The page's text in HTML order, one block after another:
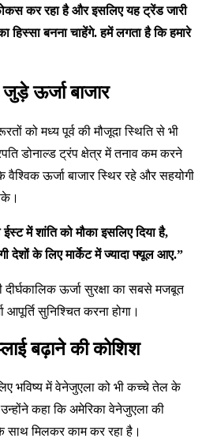
कर रहा है और इसलिए यह ट्रेंड जारी
हिस्सा बनना चाहेंगे. हमें लगता है कि हमारे
ऊर्जा बाजार
को मध्य पूर्व की मौजूदा स्थिति से भी
डोनाल्ड ट्रंप क्षेत्र में तनाव कम करने
ऊर्जा बाजार स्थिर रहे और सहयोगी
ईस्ट में शांति को मौका इसलिए दिया है,
देशों के लिए मार्केट में ज्यादा फ्यूल आए.”
दीर्घकालिक ऊर्जा सुरक्षा का सबसे मजबूत
सुनिश्चित करना होगा।
बढ़ाने की कोशिश
भविष्य में वेनेजुएला को भी कच्चे तेल के
कहा कि अमेरिका वेनेजुएला की
साथ मिलकर काम कर रहा है।